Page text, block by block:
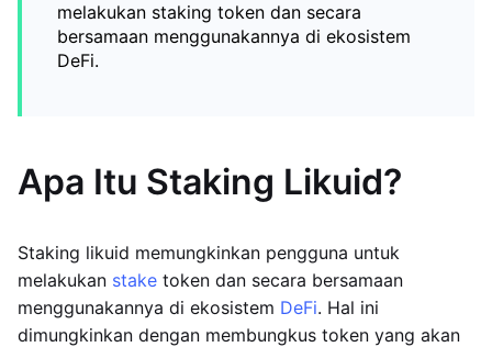
melakukan staking token dan secara
bersamaan menggunakannya di ekosistem
DeFi.
Apa Itu Staking Likuid?
Staking likuid memungkinkan pengguna untuk
melakukan stake token dan secara bersamaan
menggunakannya di ekosistem DeFi. Hal ini
dimungkinkan dengan membungkus token yang akan